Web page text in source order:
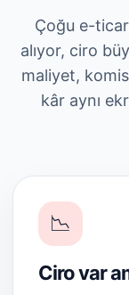
Çoğu e-
alıyor, ciro
maliyet,
kâr aynı
📉
Ciro var